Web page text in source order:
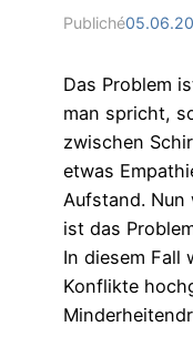
Publiché
Das Problem
man spricht,
zwischen
etwas
Aufstand. Nun
ist das
In diesem Fall
Konflikte